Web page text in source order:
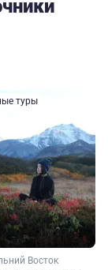
туры
Восток